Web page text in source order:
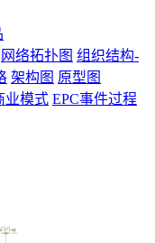
网络拓扑图 组织结构-
架构图 原型图
业模式 EPC事件过程